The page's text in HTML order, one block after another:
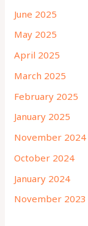
June 2025
May 2025
April 2025
March 2025
February 2025
January 2025
November 2024
October 2024
January 2024
November 2023